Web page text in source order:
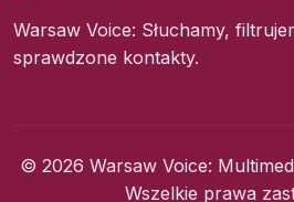
Warsaw Voice: Słuchamy,
sprawdzone kontakty.
© 2026 Warsaw Voice:
Wszelkie prawa